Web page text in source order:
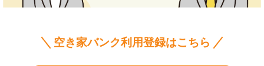
空き家バンク利用登録はこちら